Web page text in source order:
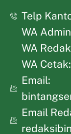
Telp
WA
WA
WA
Email:
Email